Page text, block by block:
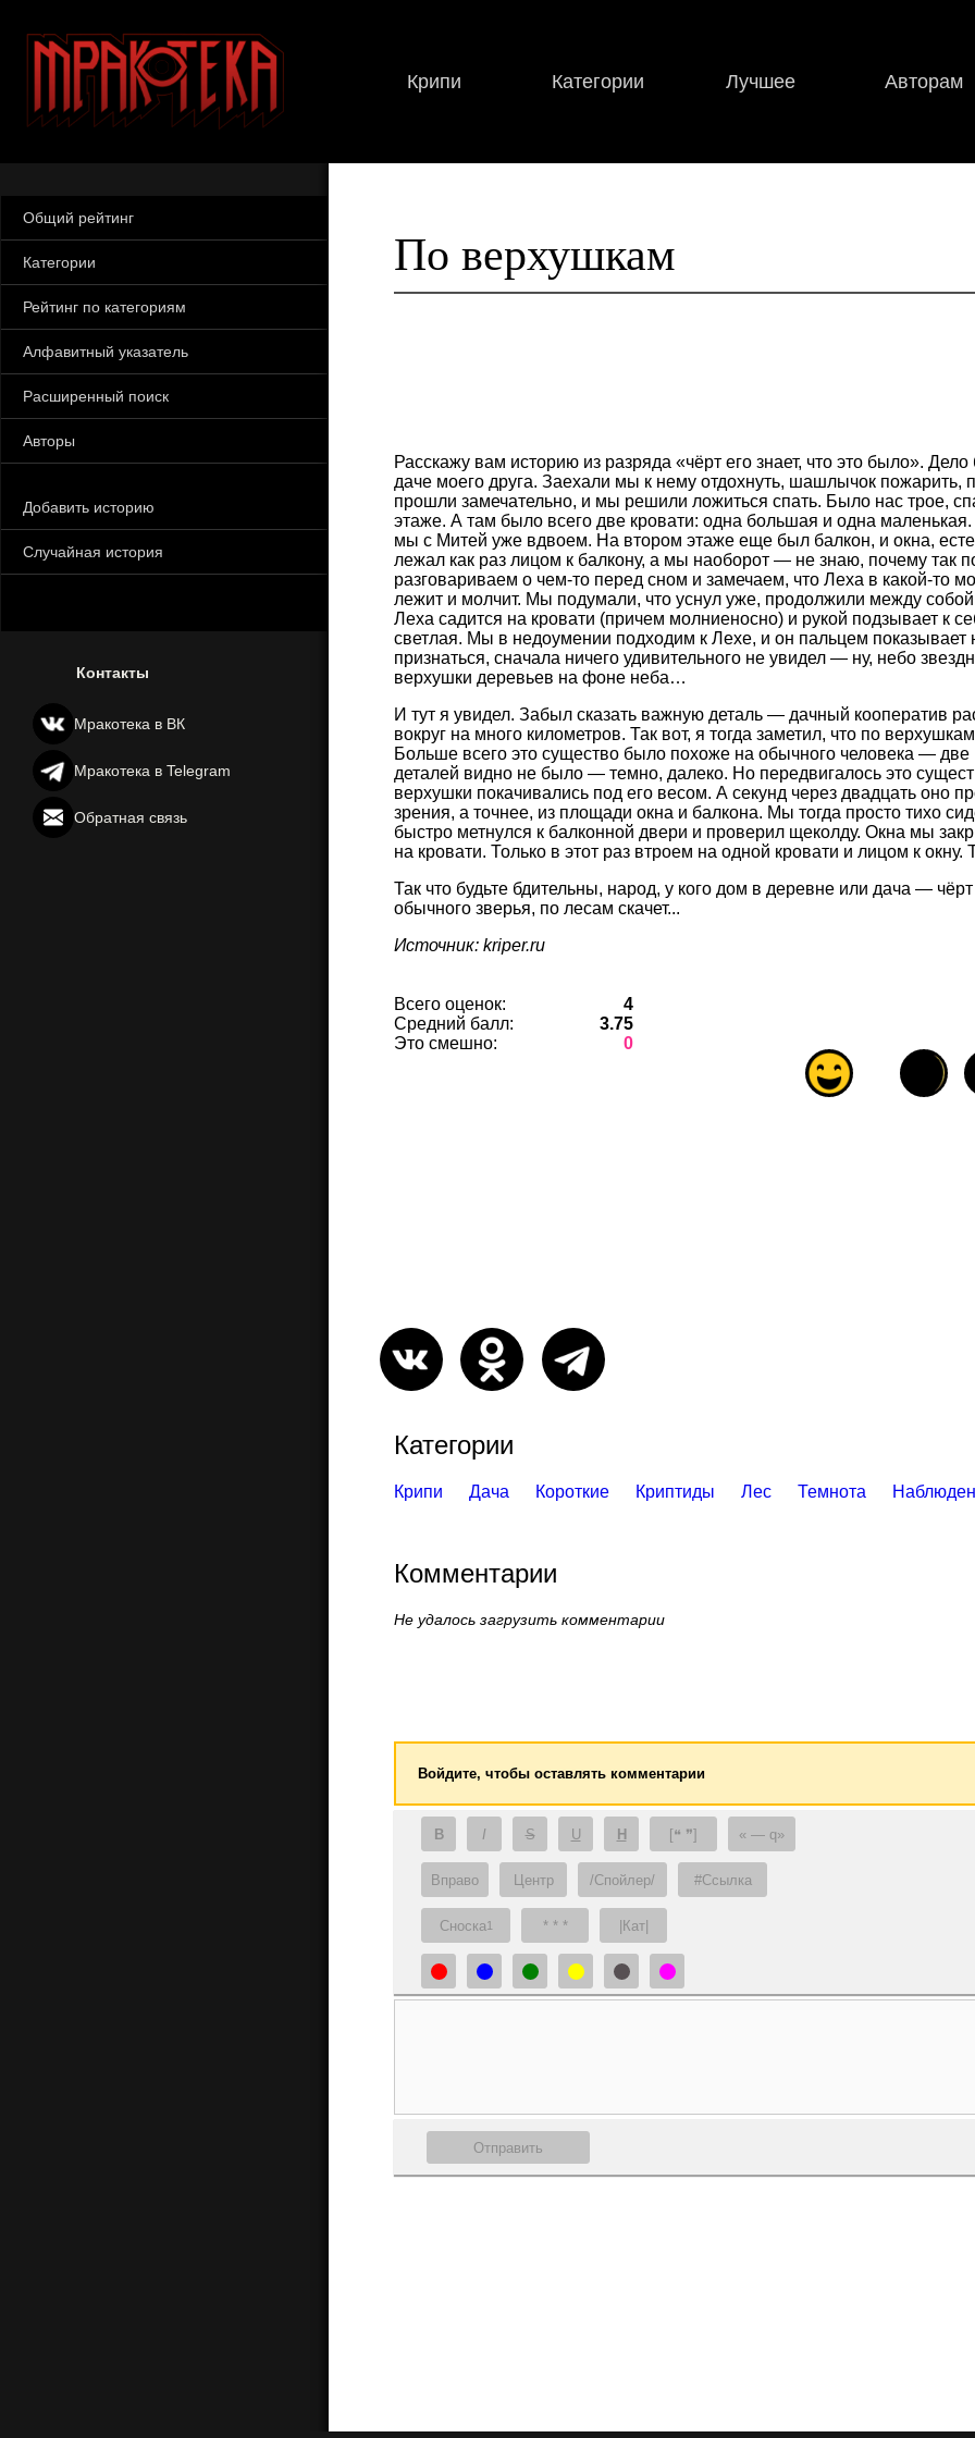
Крипи Категории Лучшее Авторам
Общий рейтинг
Категории
Рейтинг по категориям
Алфавитный указатель
Расширенный поиск
Авторы
Добавить историю
Случайная история
Контакты
Мракотека в ВК
Мракотека в Telegram
Обратная связь
По верхушкам
Расскажу вам историю из разряда «чёрт его знает, что это было».
даче моего друга. Заехали мы к нему отдохнуть, шашлычок пожарить,
прошли замечательно, и мы решили ложиться спать. Было нас трое,
этаже. А там было всего две кровати: одна большая и одна
мы с Митей уже вдвоем. На втором этаже еще был балкон, и окна,
лежал как раз лицом к балкону, а мы наоборот — не знаю, почему так
разговариваем о чем-то перед сном и замечаем, что Леха в какой-то
лежит и молчит. Мы подумали, что уснул уже, продолжили между собой
Леха садится на кровати (причем молниеносно) и рукой подзывает к
светлая. Мы в недоумении подходим к Лехе, и он пальцем показывает
признаться, сначала ничего удивительного не увидел — ну, небо
верхушки деревьев на фоне неба…
И тут я увидел. Забыл сказать важную деталь — дачный кооператив
вокруг на много километров. Так вот, я тогда заметил, что по
Больше всего это существо было похоже на обычного человека — две
деталей видно не было — темно, далеко. Но передвигалось это
верхушки покачивались под его весом. А секунд через двадцать оно
зрения, а точнее, из площади окна и балкона. Мы тогда просто тихо
быстро метнулся к балконной двери и проверил щеколду. Окна мы
на кровати. Только в этот раз втроем на одной кровати и лицом к окну.
Так что будьте бдительны, народ, у кого дом в деревне или дача — чёрт
обычного зверья, по лесам скачет...
Источник: kriper.ru
Всего оценок:
4
Средний балл:
3.75
Это смешно:
0
Категории
Крипи Дача Короткие Криптиды Лес Темнота
Комментарии
Не удалось загрузить комментарии
Войдите, чтобы оставлять комментарии
B I S U H [❝ ❞] — q
Вправо Центр /Спойлер/ #Ссылка
Сноска1 * * * |Кат|